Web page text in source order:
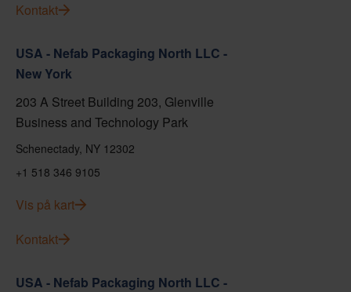
Kontakt
USA - Nefab Packaging North LLC -
New York
203 A Street Building 203, Glenville
Business and Technology Park
Schenectady, NY 12302
+1 518 346 9105
Vis på kart
Kontakt
USA - Nefab Packaging North LLC -